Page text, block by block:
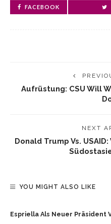
FACEBOOK
Aufrüstung: CSU Will
NEXT
Donald Trump Vs.
YOU MIGHT ALSO LIKE
Espriella Als Neuer Präsident